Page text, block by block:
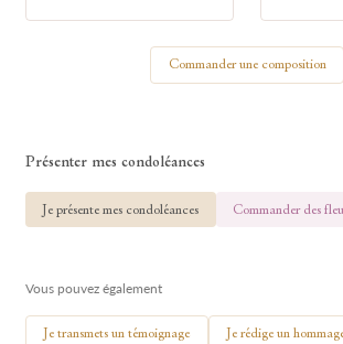
Commander une composition
Présenter mes condoléances
Je présente mes condoléances Commander des
Vous pouvez également
Je transmets un témoignage Je rédige un